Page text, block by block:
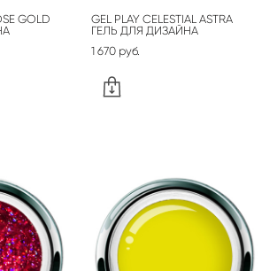
GOLD
GEL PLAY CELESTIAL ASTRA
ГЕЛЬ ДЛЯ ДИЗАЙНА
1 670 pуб.